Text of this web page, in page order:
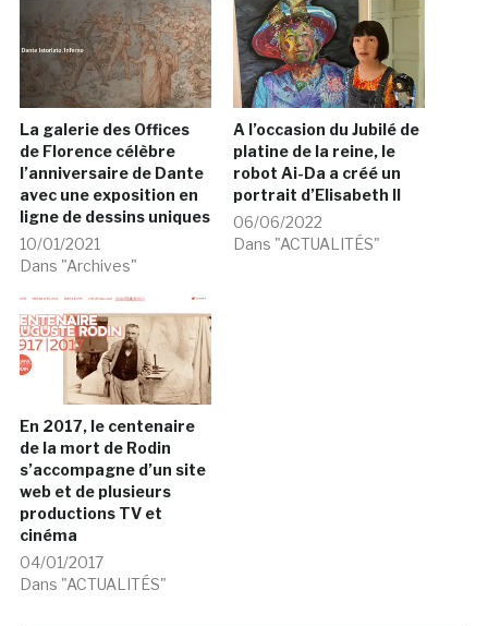
La galerie des Offices
de Florence célèbre
l’anniversaire de Dante
avec une exposition en
ligne de dessins uniques
10/01/2021
Dans "Archives"
A l’occasion du Jubilé de
platine de la reine, le
robot Ai-Da a créé un
portrait d’Elisabeth II
06/06/2022
Dans "ACTUALITÉS"
En 2017, le centenaire
de la mort de Rodin
s’accompagne d’un site
web et de plusieurs
productions TV et
cinéma
04/01/2017
Dans "ACTUALITÉS"